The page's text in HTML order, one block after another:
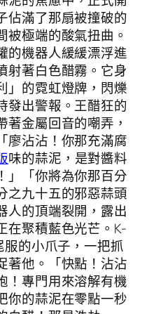
佔滿了那扇被撞破的
極端的酸氣扭曲。
的機器人緩緩漂浮進
射著白色醋霧。它身
」的霓虹燈牌，閃爍
發出警報。王醋狂的
金屬回音的嘲弄，
廖沾沾！你那充滿腐
味的蒜泥，是對醬料
」「你將為你那百分
之九十五的邪惡蒜頭
人的頂端裂開，露出
在聚積藍色光芒。K-
的小爪子，一把抓
著他。「快點！沾沾
！專門用來溶解有機
你的蒜泥在零點一秒